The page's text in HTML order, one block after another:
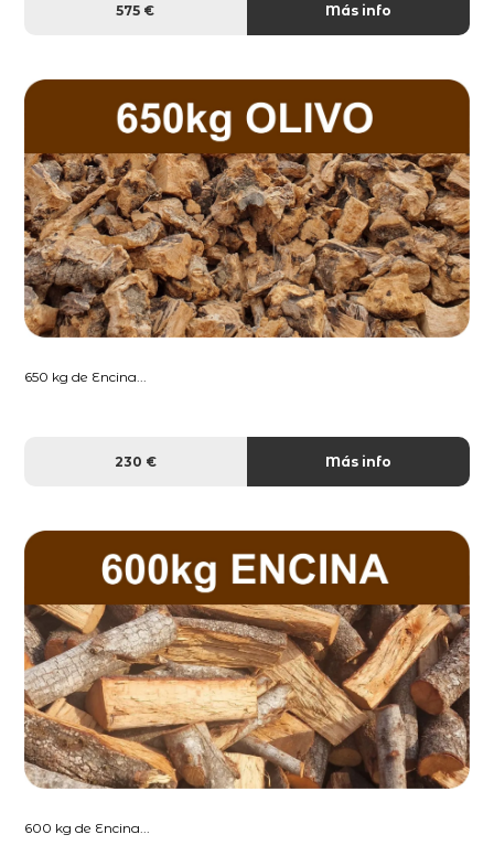
575 € Más info
650 kg de Encina...
230 € Más info
600 kg de Encina...